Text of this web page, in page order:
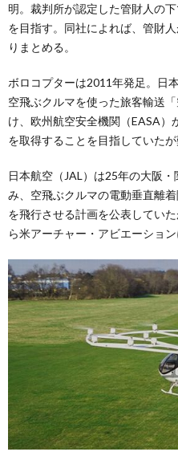
明。裁判所が認定した管財人の
を目指す。同社によれば、管財
りまとめる。
ボロコプターは2011年発足。日
空飛ぶクルマを使った旅客輸送
け、欧州航空安全機関（EASA
を取得することを目指していたが
日本航空（JAL）は25年の大阪
み、空飛ぶクルマの電動垂直離
を飛行させる計画を公表してい
ら米アーチャー・アビエーション